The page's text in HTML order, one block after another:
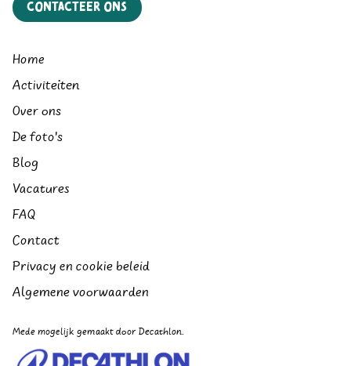
Contacteer ons
Home
Activiteiten
Over ons
De foto's
Blog
Vacatures
FAQ
Contact
Privacy en cookie beleid
Algemene voorwaarden
Mede mogelijk gemaakt door Decathlon.